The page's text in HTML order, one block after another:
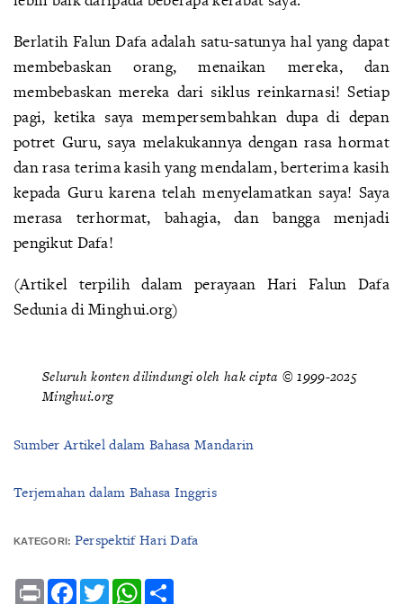
Berlatih Falun Dafa adalah satu-satunya hal yang dapat
membebaskan orang, menaikan mereka, dan
membebaskan mereka dari siklus reinkarnasi! Setiap
pagi, ketika saya mempersembahkan dupa di depan
potret Guru, saya melakukannya dengan rasa hormat
dan rasa terima kasih yang mendalam, berterima kasih
kepada Guru karena telah menyelamatkan saya! Saya
merasa terhormat, bahagia, dan bangga menjadi
pengikut Dafa!
(Artikel terpilih dalam perayaan Hari Falun Dafa
Sedunia di Minghui.org)
Seluruh konten dilindungi oleh hak cipta © 1999-2025
Minghui.org
Sumber Artikel dalam Bahasa Mandarin
Terjemahan dalam Bahasa Inggris
KATEGORI: Perspektif Hari Dafa
Print Facebook
TwitterWhatsApp